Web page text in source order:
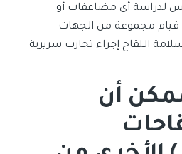
لدراسة أي مضاعفات أو
قيام مجموعة من الجهات
اللقاح إجراء تجارب سريرية
أن